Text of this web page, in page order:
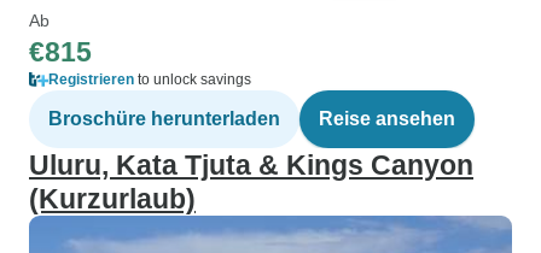
Ab
€815
Registrieren to unlock savings
Broschüre herunterladen Reise ansehen
Uluru, Kata Tjuta & Kings Canyon
(Kurzurlaub)